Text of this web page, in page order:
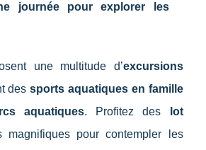
journée pour explorer les
une multitude d’excursions
dessports aquatiques en famille
aquatiques. Profitez des
lot
magnifiques pour contempler les